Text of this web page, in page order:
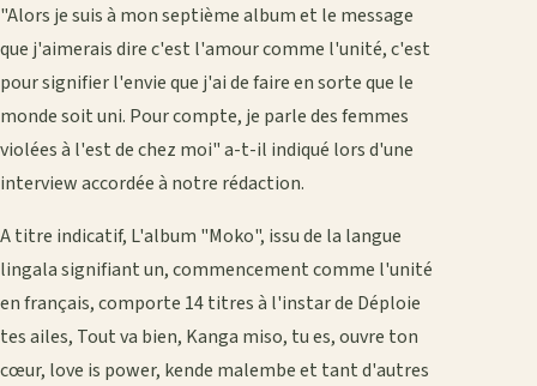
"Alors je suis à mon septième album et le message
que j'aimerais dire c'est l'amour comme l'unité, c'est
pour signifier l'envie que j'ai de faire en sorte que le
monde soit uni. Pour compte, je parle des femmes
violées à l'est de chez moi" a-t-il indiqué lors d'une
interview accordée à notre rédaction.
A titre indicatif, L'album "Moko", issu de la langue
lingala signifiant un, commencement comme l'unité
en français, comporte 14 titres à l'instar de Déploie
tes ailes, Tout va bien, Kanga miso, tu es, ouvre ton
cœur, love is power, kende malembe et tant d'autres